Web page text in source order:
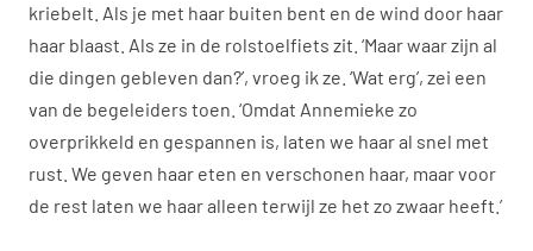
kriebelt. Als je met haar buiten bent en de wind door haar
haar blaast. Als ze in de rolstoelfiets zit. ‘Maar waar zijn al
die dingen gebleven dan?’, vroeg ik ze. ‘Wat erg’, zei een
van de begeleiders toen. ‘Omdat Annemieke zo
overprikkeld en gespannen is, laten we haar al snel met
rust. We geven haar eten en verschonen haar, maar voor
de rest laten we haar alleen terwijl ze het zo zwaar heeft.’